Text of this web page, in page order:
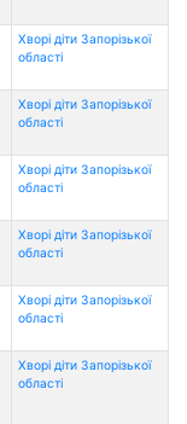
Хворі діти Запорізької
області
Хворі діти Запорізької
області
Хворі діти Запорізької
області
Хворі діти Запорізької
області
Хворі діти Запорізької
області
Хворі діти Запорізької
області